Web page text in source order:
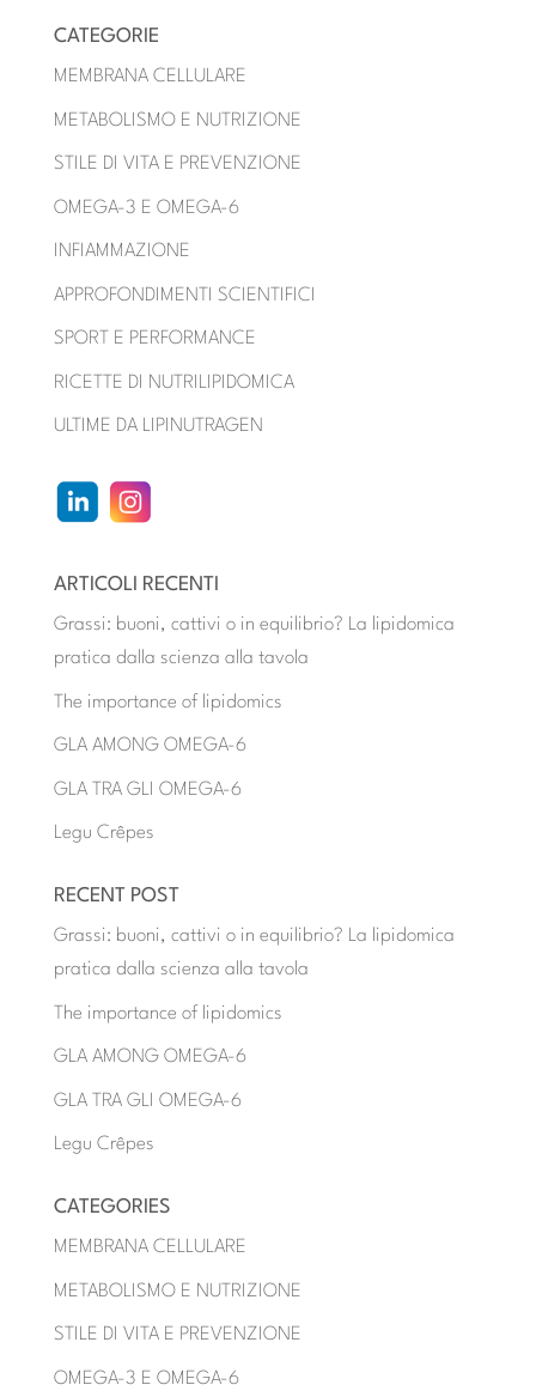
CATEGORIE
MEMBRANA CELLULARE
METABOLISMO E NUTRIZIONE
STILE DI VITA E PREVENZIONE
OMEGA-3 E OMEGA-6
INFIAMMAZIONE
APPROFONDIMENTI SCIENTIFICI
SPORT E PERFORMANCE
RICETTE DI NUTRILIPIDOMICA
ULTIME DA LIPINUTRAGEN
ARTICOLI RECENTI
Grassi: buoni, cattivi o in equilibrio? La lipidomica
pratica dalla scienza alla tavola
The importance of lipidomics
GLA AMONG OMEGA-6
GLA TRA GLI OMEGA-6
Legu Crêpes
RECENT POST
Grassi: buoni, cattivi o in equilibrio? La lipidomica
pratica dalla scienza alla tavola
The importance of lipidomics
GLA AMONG OMEGA-6
GLA TRA GLI OMEGA-6
Legu Crêpes
CATEGORIES
MEMBRANA CELLULARE
METABOLISMO E NUTRIZIONE
STILE DI VITA E PREVENZIONE
OMEGA-3 E OMEGA-6